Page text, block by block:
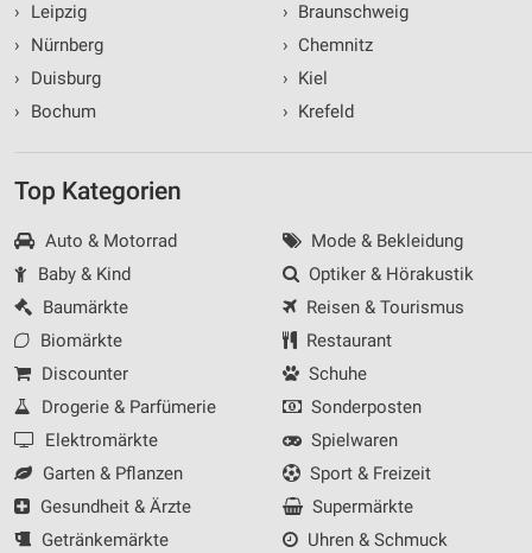
›
Leipzig
›
Nürnberg
›
Duisburg
›
Bochum
› Braunschweig
› Chemnitz
› Kiel
› Krefeld
Top Kategorien
Auto & Motorrad
Baby & Kind
Baumärkte
Biomärkte
Discounter
Drogerie & Parfümerie
Elektromärkte
Garten & Pflanzen
Gesundheit & Ärzte
Getränkemärkte
Mode & Bekleidung
Optiker & Hörakustik
Reisen & Tourismus
Restaurant
Schuhe
Sonderposten
Spielwaren
Sport & Freizeit
Supermärkte
Uhren & Schmuck